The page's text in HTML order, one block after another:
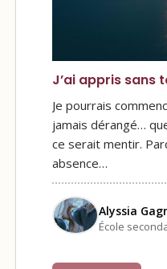
J’ai appris sans
Je pourrais
jamais dérangé…
ce serait mentir.
absence…
Alyssia
École